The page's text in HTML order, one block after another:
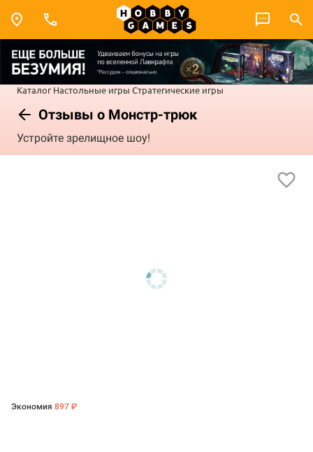
Каталог Настольные игры Стратегические игры
Отзывы о Монстр-трюк
Устройте зрелищное шоу!
Экономия 897 ₽